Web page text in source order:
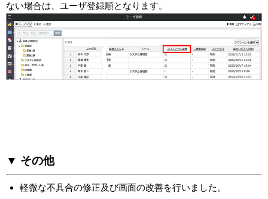
ない場合は、ユーザ登録順となります。
▼ その他
軽微な不具合の修正及び画面の改善を行いました。